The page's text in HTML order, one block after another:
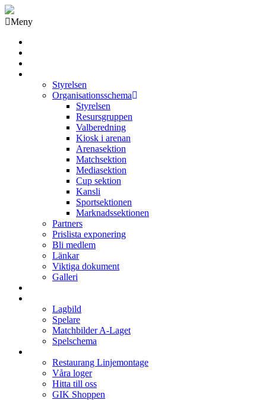
Meny
Styrelsen
Organisationsschema
Styrelsen
Resursgruppen
Valberedning
Kiosk i arenan
Arenasektion
Matchsektion
Mediasektion
Cup sektion
Kansli
Sportsektionen
Marknadssektionen
Partners
Prislista exponering
Bli medlem
Länkar
Viktiga dokument
Galleri
Lagbild
Spelare
Matchbilder A-Laget
Spelschema
Restaurang Linjemontage
Våra loger
Hitta till oss
GIK Shoppen